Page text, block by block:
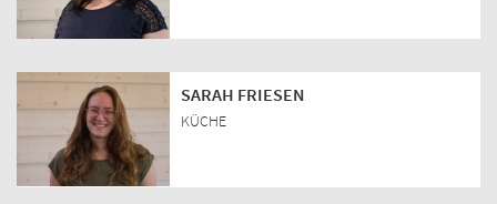
SARAH FRIESEN
KÜCHE